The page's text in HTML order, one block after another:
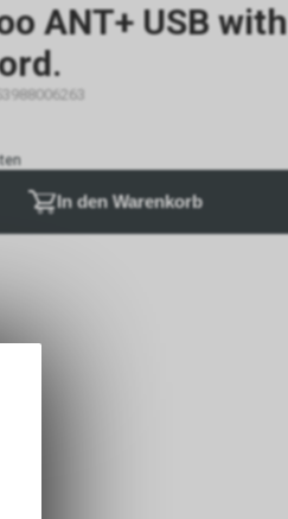
ANT+ USB with
In den Warenkorb